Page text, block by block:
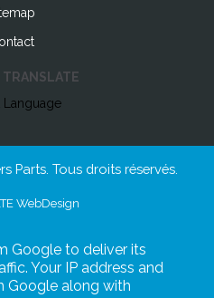
TRANSLATE
Language
Parts. Tous droits réservés.
WebDesign
Google to deliver its
Your IP address and
Google along with